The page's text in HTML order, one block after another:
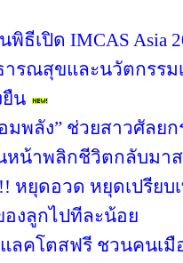
ธีเปิด IMCAS Asia
รณสุขและนวัตกรรม
ยืน
มพลัง” ช่วยสาวศัลย
น้าพลิกชีวิตกลับมาส
หยุดอวด หยุดเปรีย
งลูกไปทีละน้อย
ลคโตสฟรี ชวนคนเ